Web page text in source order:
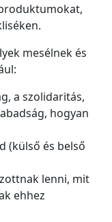
mesélnek és
a szolidaritás,
hogyan
(külső és belső
lenni, mit
ehhez